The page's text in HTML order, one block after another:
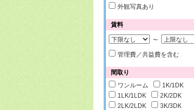
外観写真あり
賃料
～
管理費／共益費を含む
間取り
ワンルーム
1K/1DK
1LK/1LDK
2K/2DK
2LK/2LDK
3K/3DK